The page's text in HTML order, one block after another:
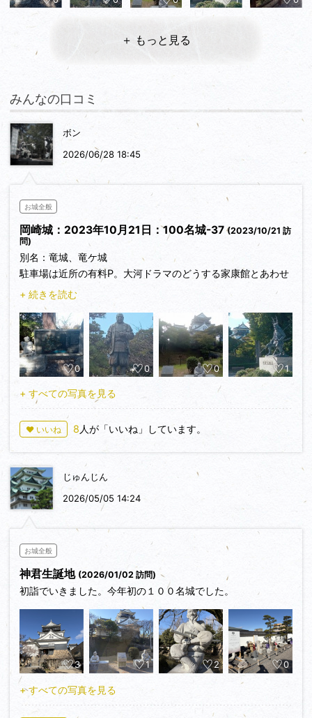
＋ もっと見る
みんなの口コミ
ボン
2026/06/28 18:45
お城全般
岡崎城：2023年10月21日：100名城-37(2023/10/21 訪
問)
別名：竜城、竜ケ城
駐車場は近所の有料P。大河ドラマのどうする家康館とあわせ
て登城。徳川家菩提寺の大樹寺も参観。
+ 続きを読む
0 0 0 1
+ すべての写真を見る
♥ いいね 8人が「いいね」しています。
じゅんじん
2026/05/05 14:24
お城全般
神君生誕地 (2026/01/02 訪問)
初詣でいきました。今年初の１００名城でした。
3 1 2 0
+ すべての写真を見る